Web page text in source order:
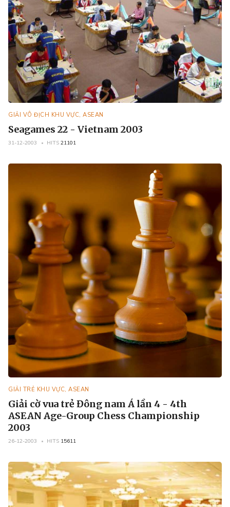
GIẢI VÔ ĐỊCH KHU VỰC, ASEAN
Seagames 22 - Vietnam 2003
31-12-2003 HITS 21101
GIẢI TRẺ KHU VỰC, ASEAN
Giải cờ vua trẻ Đông nam Á lần 4 - 4th
ASEAN Age-Group Chess Championship
2003
26-12-2003 HITS 15611